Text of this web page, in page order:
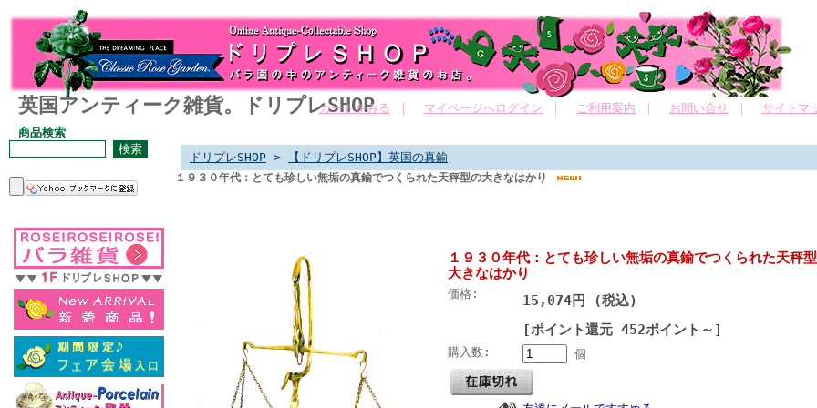
英国アンティーク雑貨。ドリプレSHOP
カートをみる マイページへログイン ご利用案内 お問い合せ
サイトマ
商品検索
ドリプレSHOP > 【ドリプレSHOP】英国の真鍮
１９３０年代：とても珍しい無垢の真鍮でつくられた天秤型の大きなはかり
１９３０年代：とても珍しい無垢の真鍮でつくられた天秤
大きなはかり
価格:
15,074円 (税込)
[ポイント還元 452ポイント～]
購入数: 個